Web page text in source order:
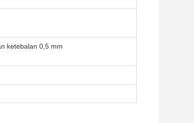
ketebalan 0,5 mm